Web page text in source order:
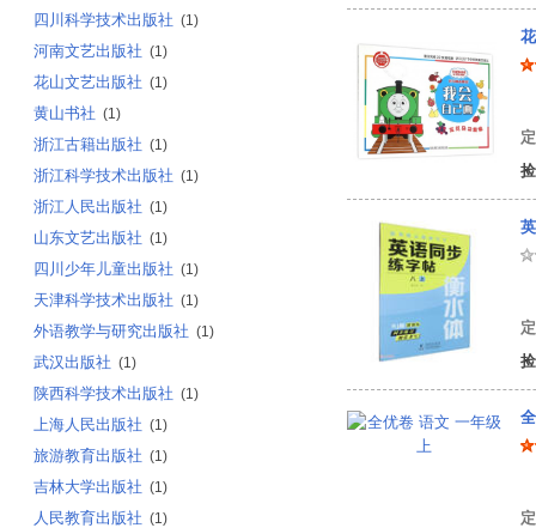
四川科学技术出版社 (1)
河南文艺出版社 (1)
花山文艺出版社 (1)
黄山书社 (1)
浙江古籍出版社 (1)
浙江科学技术出版社 (1)
浙江人民出版社 (1)
山东文艺出版社 (1)
四川少年儿童出版社 (1)
天津科学技术出版社 (1)
外语教学与研究出版社 (1)
武汉出版社 (1)
陕西科学技术出版社 (1)
上海人民出版社 (1)
旅游教育出版社 (1)
吉林大学出版社 (1)
人民教育出版社 (1)